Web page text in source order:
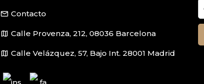
email Contacto
map Calle Provenza, 212, 08036 Barcelona
map Calle Velázquez, 57, Bajo Int. 28001 Madrid